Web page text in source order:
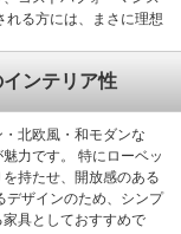
れる方には、まさに理想
ンテリア性
北欧風・和モダンな
力です。 特にローベッ
持たせ、開放感のある
デザインのため、シンプ
具としておすすめで